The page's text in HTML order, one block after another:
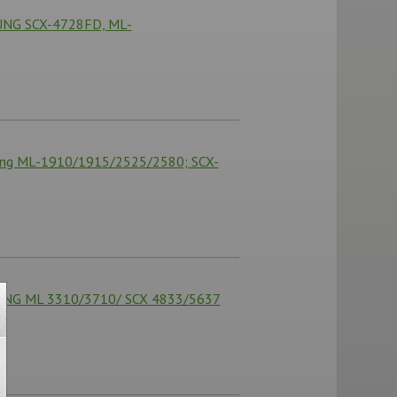
SCX-4728FD, ML-
ML-1910/1915/2525/2580; SCX-
ML 3310/3710/ SCX 4833/5637